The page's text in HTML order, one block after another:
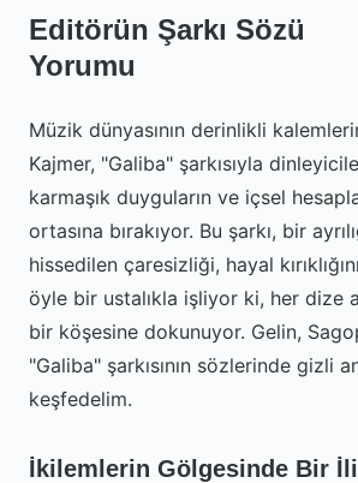
Editörün Şarkı Sözü
Yorumu
Müzik dünyasının derinlikli
Kajmer, "Galiba" şarkısıyla
karmaşık duyguların ve içsel
ortasına bırakıyor. Bu şarkı, bir
hissedilen çaresizliği, hayal
öyle bir ustalıkla işliyor ki, her dize
bir köşesine dokunuyor. Gelin,
"Galiba" şarkısının sözlerinde gizli
keşfedelim.
İkilemlerin Gölgesinde Bir